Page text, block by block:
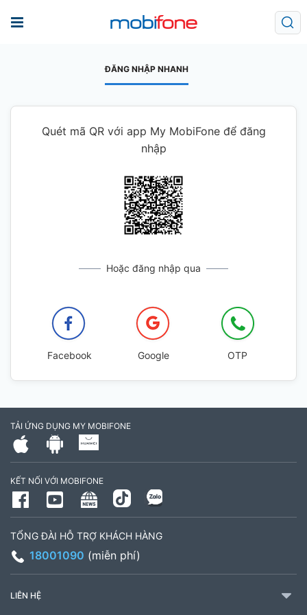
ĐĂNG NHẬP NHANH
Quét mã QR với app My MobiFone để đăng
nhập
Hoặc đăng nhập qua
Facebook Google OTP
TẢI ỨNG DỤNG MY MOBIFONE
KẾT NỐI VỚI MOBIFONE
TỔNG ĐÀI HỖ TRỢ KHÁCH HÀNG
18001090 (miễn phí)
LIÊN HỆ